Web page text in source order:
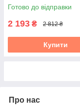
Готово до відправки
2 193 ₴ 2 812 ₴
Купити
Про нас